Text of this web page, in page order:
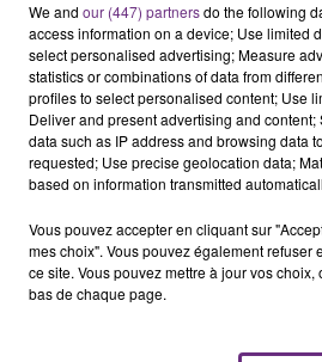
CHOOZ
la centrale
LE
SES
We and our (447) partnersdo the following
access information on a device; Use limited
select personalised advertising; Measure
statistics or combinations of data from
profiles to select personalised content; Use
Deliver and present advertising and
data such as IP address and browsing data
requested; Use precise geolocation data;
based on information transmitted
Vous pouvez accepter en cliquant sur
mes choix". Vous pouvez également
ce site. Vous pouvez mettre à jour vos
bas de chaque page.